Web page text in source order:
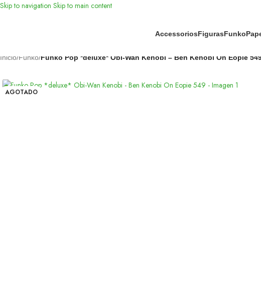
Skip to navigation Skip to main content
AccessoriosFigurasFunko
Inicio/Funko/Funko Pop *deluxe* Obi-Wan Kenobi – Ben Kenobi On Eopie
AGOTADO